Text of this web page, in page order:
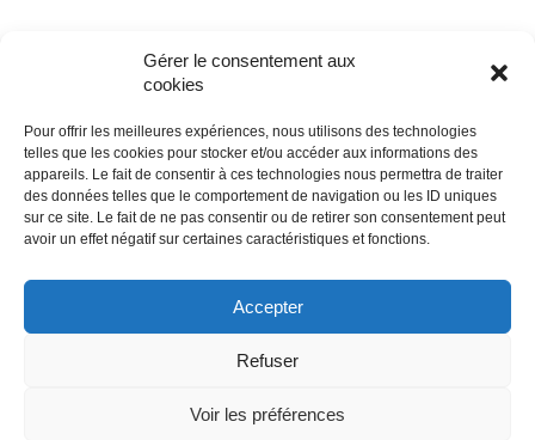
Gérer le consentement aux
cookies
Pour offrir les meilleures expériences, nous utilisons des technologies
telles que les cookies pour stocker et/ou accéder aux informations des
appareils. Le fait de consentir à ces technologies nous permettra de traiter
des données telles que le comportement de navigation ou les ID uniques
sur ce site. Le fait de ne pas consentir ou de retirer son consentement peut
avoir un effet négatif sur certaines caractéristiques et fonctions.
Accepter
Refuser
Voir les préférences
© édile
Mentions légales
© édile, site propulsé par Tambour de Ville avec Powered by